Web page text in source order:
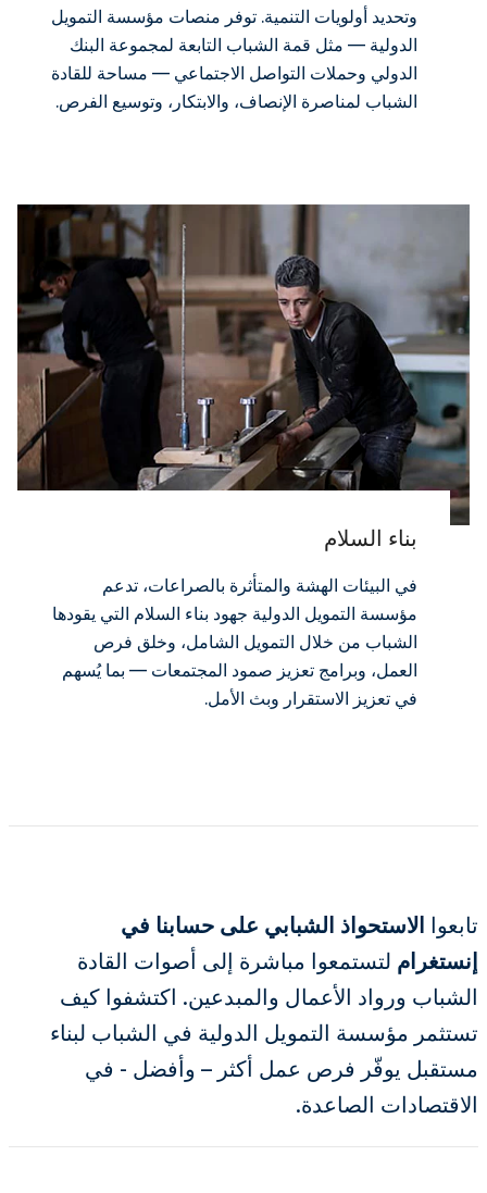
وتحديد أولويات التنمية. توفر منصات مؤسسة التمويل
الدولية — مثل قمة الشباب التابعة لمجموعة البنك
الدولي وحملات التواصل الاجتماعي — مساحة للقادة
الشباب لمناصرة الإنصاف، والابتكار، وتوسيع الفرص.
بناء السلام
في البيئات الهشة والمتأثرة بالصراعات، تدعم
مؤسسة التمويل الدولية جهود بناء السلام التي يقودها
الشباب من خلال التمويل الشامل، وخلق فرص
العمل، وبرامج تعزيز صمود المجتمعات — بما يُسهم
في تعزيز الاستقرار وبث الأمل.
تابعوا الاستحواذ الشبابي على حسابنا في
إنستغرام لتستمعوا مباشرة إلى أصوات القادة
الشباب ورواد الأعمال والمبدعين. اكتشفوا كيف
تستثمر مؤسسة التمويل الدولية في الشباب لبناء
مستقبل يوفّر فرص عمل أكثر – وأفضل - في
الاقتصادات الصاعدة.